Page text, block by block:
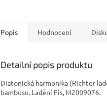
Popis Hodnocení
Detailní popis produktu
Diatonická harmonika (Richter
bambusu. Ladění Fis, M2009076.